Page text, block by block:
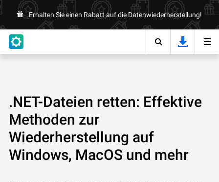
Erhalten Sie einen Rabatt auf die Datenwiederherstellung!
.NET-Dateien retten: Effektive
Methoden zur
Wiederherstellung auf
Windows, MacOS und mehr